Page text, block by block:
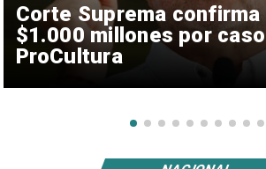
Corte Suprema confirma
$1.000 millones por caso
ProCultura